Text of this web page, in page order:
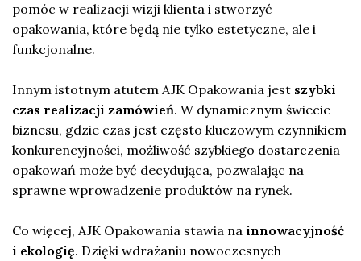
pomóc w realizacji wizji klienta i stworzyć
opakowania, które będą nie tylko estetyczne, ale i
funkcjonalne.
Innym istotnym atutem AJK Opakowania jest szybki
czas realizacji zamówień. W dynamicznym świecie
biznesu, gdzie czas jest często kluczowym czynnikiem
konkurencyjności, możliwość szybkiego dostarczenia
opakowań może być decydująca, pozwalając na
sprawne wprowadzenie produktów na rynek.
Co więcej, AJK Opakowania stawia na innowacyjność
i ekologię. Dzięki wdrażaniu nowoczesnych